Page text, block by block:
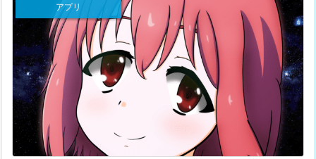
アプリ